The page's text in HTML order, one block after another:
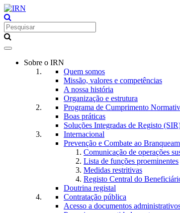
Toggle
navigationSobre o IRN
Quem somos
Missão, valores e competências
A nossa história
Organização e estrutura
Programa de Cumprimento
Boas práticas
Soluções Integradas de Registo
Internacional
Prevenção e Combate ao
Comunicação de operações
Lista de funções proeminentes
Medidas restritivas
Registo Central do
Doutrina registal
Contratação pública
Acesso a documentos